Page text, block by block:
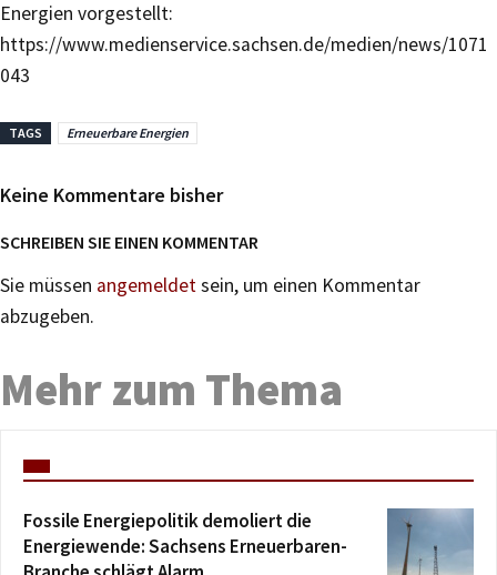
Energien vorgestellt:
https://www.medienservice.sachsen.de/medien/news/1071
043
TAGS Erneuerbare Energien
Keine Kommentare bisher
SCHREIBEN SIE EINEN KOMMENTAR
Sie müssen angemeldetsein, um einen Kommentar
abzugeben.
Mehr zum Thema
Fossile Energiepolitik demoliert die
Energiewende: Sachsens Erneuerbaren-